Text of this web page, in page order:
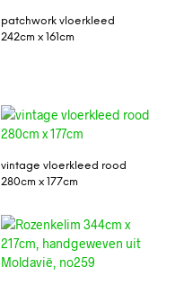
patchwork vloerkleed
242cm x 161cm
vintage vloerkleed rood
280cm x 177cm